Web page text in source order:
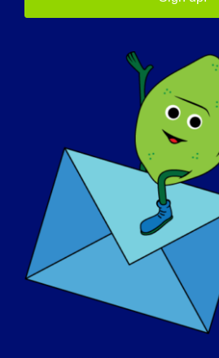
Что бы вы хотели,
знали об
собственных проектах и
области в целом)?
На пути к созданию нового
терапевтического
тестирования MD
препятствий и
наша лаборатория и
бесстрашно работают
этой цели.
Что вдохновляет вас
работать в этой области?